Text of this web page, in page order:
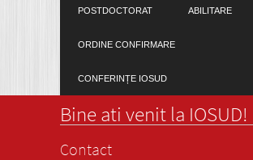
POSTDOCTORAT ABILITARE
ORDINE CONFIRMARE
CONFERINȚE IOSUD
Bine ati venit la IOSUD!
Contact